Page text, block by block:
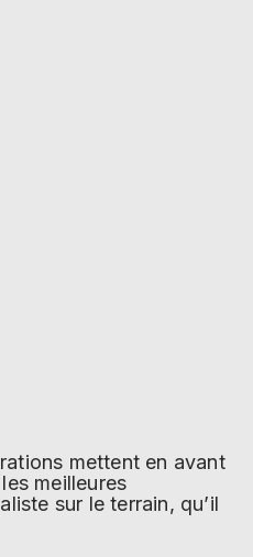
mettent en avant
meilleures
sur le terrain, qu’il